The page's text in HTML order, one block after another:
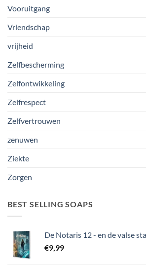
Vooruitgang
Vriendschap
vrijheid
Zelfbescherming
Zelfontwikkeling
Zelfrespect
Zelfvertrouwen
zenuwen
Ziekte
Zorgen
BEST SELLING SOAPS
De Notaris 12 - en de valse
€9,99